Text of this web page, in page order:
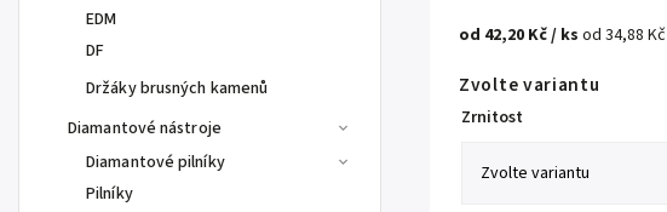
EDM
DF
Držáky brusných kamenů
Diamantové nástroje
Diamantové pilníky
Pilníky
od 42,20 Kč/ ks od 34,88 Kč
Zvolte variantu
Zrnitost